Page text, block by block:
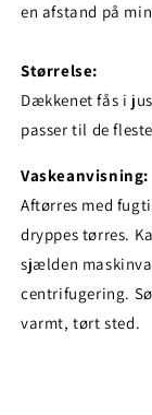
en afstand på
Størrelse:
Dækkenet fås i
passer til de
Vaskeanvisning:
Aftørres med
dryppes tørres.
sjælden
centrifugering.
varmt, tørt sted.